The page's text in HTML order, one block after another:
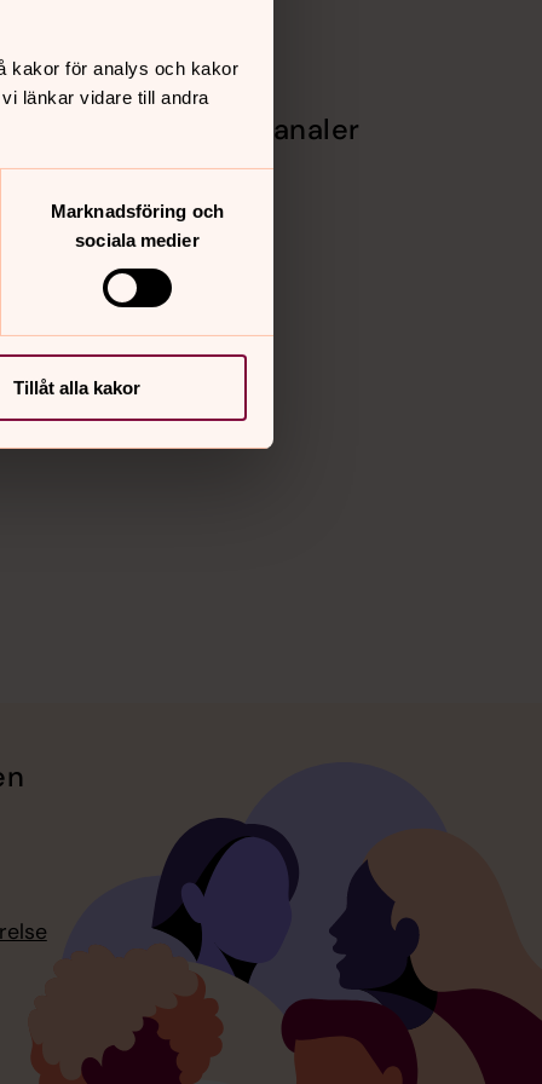
kakor för analys och kakor
länkar vidare till andra
Marknadsföring och
sociala medier
Tillåt alla kakor
texter
Sociala kanaler
Facebook
Instagram
Vimeo